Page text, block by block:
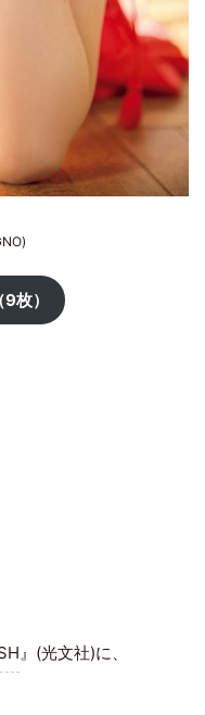
枚）
』(光文社)に、